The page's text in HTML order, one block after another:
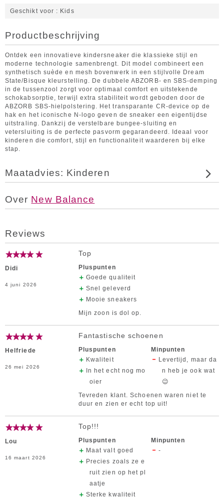
Geschikt voor Kids
Productbeschrijving
Ontdek een innovatieve kindersneaker die klassieke stijl en
moderne technologie samenbrengt. Dit model combineert een
synthetisch suède en mesh bovenwerk in een stijlvolle Dream
State/Bisque kleurstelling. De dubbele ABZORB- en SBS-demping
in de tussenzool zorgt voor optimaal comfort en uitstekende
schokabsorptie, terwijl extra stabiliteit wordt geboden door de
ABZORB SBS-hielpolstering. Het transparante CR-device op de
hak en het iconische N-logo geven de sneaker een eigentijdse
uitstraling. Dankzij de verstelbare bungee-sluiting en
vetersluiting is de perfecte pasvorm gegarandeerd. Ideaal voor
kinderen die comfort, stijl en functionaliteit waarderen bij elke
stap.
Maatadvies: Kinderen
Over New Balance
Reviews
Didi
4 juni 2026
Top
Pluspunten
Goede qualiteit
Snel geleverd
Mooie sneakers
Mijn zoon is dol op.
Helfriede
26 mei 2026
Fantastische schoenen
Pluspunten
Kwaliteit
In het echt nog mo
oier
Minpunten
Levertijd, maar da
n heb je ook wat
😉
Tevreden klant. Schoenen waren niet te
duur en zien er echt top uit!
Lou
16 maart 2026
Top!!!
Pluspunten
Maat valt goed
Precies zoals ze e
ruit zien op het pl
aatje
Sterke kwaliteit
Minpunten
-